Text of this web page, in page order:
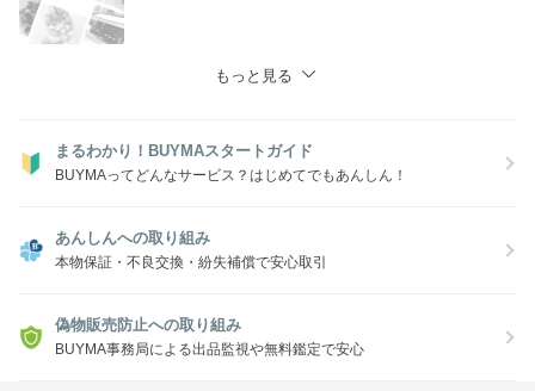
もっと見る
まるわかり！BUYMAスタートガイド
BUYMAってどんなサービス？はじめてでもあんしん！
あんしんへの取り組み
本物保証・不良交換・紛失補償で安心取引
偽物販売防止への取り組み
BUYMA事務局による出品監視や無料鑑定で安心